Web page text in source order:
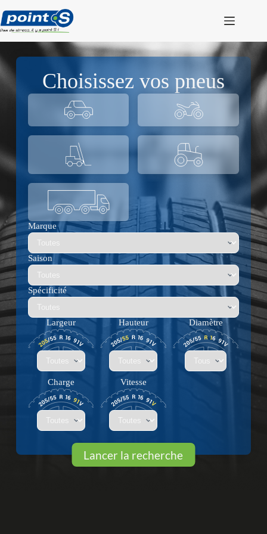
au
contenu
Choisissez vos pneus
Marque
Saison
Spécificité
Largeur Hauteur Diamètre
Charge Vitesse